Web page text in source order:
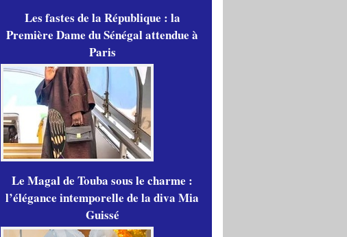
Les fastes de la République : la
Première Dame du Sénégal attendue à
Paris
Le Magal de Touba sous le charme :
l’élégance intemporelle de la diva Mia
Guissé